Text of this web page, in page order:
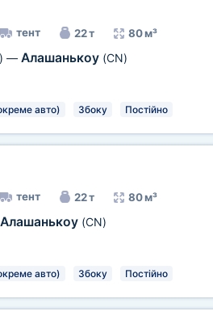
тент 22 т 80 м³
— Алашанькоу (CN)
авто) Збоку Постійно
тент 22 т 80 м³
Алашанькоу (CN)
авто) Збоку Постійно